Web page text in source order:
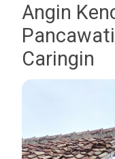
Angin
Caringin